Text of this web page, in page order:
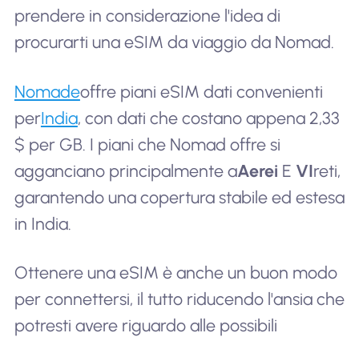
prendere in considerazione l'idea di
procurarti una eSIM da viaggio da Nomad.
Nomadeoffre piani eSIM dati convenienti
perIndia, con dati che costano appena 2,33
$ per GB. I piani che Nomad offre si
agganciano principalmente aAerei E VIreti,
garantendo una copertura stabile ed estesa
in India.
Ottenere una eSIM è anche un buon modo
per connettersi, il tutto riducendo l'ansia che
potresti avere riguardo alle possibili